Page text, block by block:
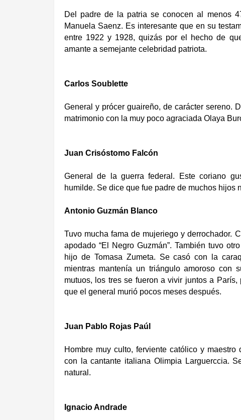
Del padre de la patria se conocen al menos
Manuela Saenz. Es interesante que en su
entre 1922 y 1928, quizás por el hecho de
amante a semejante celebridad patriota.
Carlos Soublette
General y prócer guaireño, de carácter sereno.
matrimonio con la muy poco agraciada Olaya
Juan Crisóstomo Falcón
General de la guerra federal. Este coriano
humilde. Se dice que fue padre de muchos hijos
Antonio Guzmán Blanco
Tuvo mucha fama de mujeriego y derrochador.
apodado “El Negro Guzmán”. También tuvo
hijo de Tomasa Zumeta. Se casó con la
mientras mantenía un triángulo amoroso con
mutuos, los tres se fueron a vivir juntos a
que el general murió pocos meses después.
Juan Pablo Rojas Paúl
Hombre muy culto, ferviente católico y
con la cantante italiana Olimpia Larguerccia.
natural.
Ignacio Andrade